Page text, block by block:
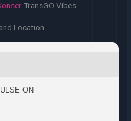
TransGO Vibes
Location
ON